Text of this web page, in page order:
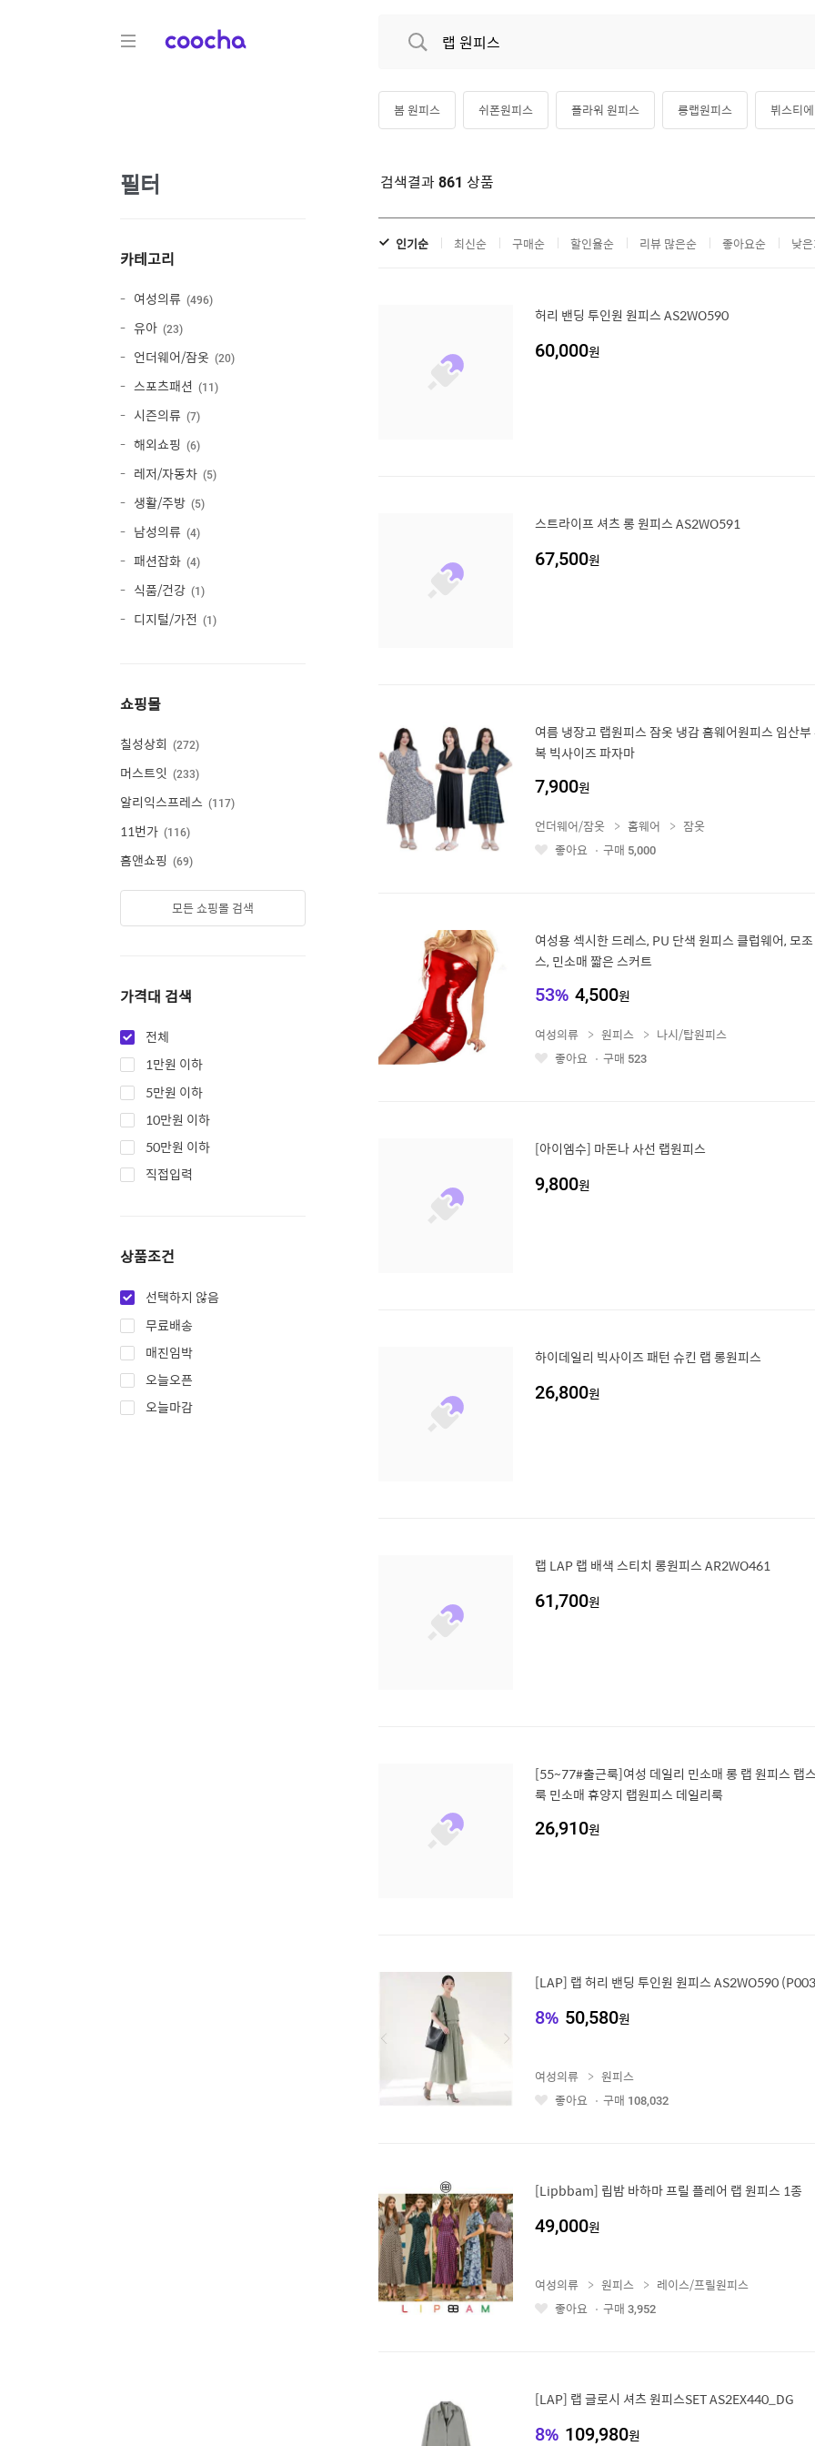
COOCHA
필터
카테고리
여성의류 496
유아 23
언더웨어/잠옷 20
스포츠패션 11
시즌의류 7
해외쇼핑 6
레저/자동차 5
생활/주방 5
남성의류 4
패션잡화 4
식품/건강 1
디지털/가전 1
쇼핑몰
칠성상회 272
머스트잇 233
알리익스프레스 117
11번가 116
홈앤쇼핑 69
모든 쇼핑몰 검색
가격대 검색
전체
1만원 이하
5만원 이하
10만원 이하
50만원 이하
직접입력
상품조건
선택하지 않음
무료배송
매진임박
오늘오픈
오늘마감
봄 원피스 쉬폰원피스 플라워 원피스 롱랩원피스 뷔스티
검색결과 861 상품
인기순 최신순 구매순 할인율순 리뷰 많은순 좋아요순 낮
허리 밴딩 투인원 원피스 AS2WO590
60,000원
스트라이프 셔츠 롱 원피스 AS2WO591
67,500원
여름 냉장고 랩원피스 잠옷 냉감 홈웨어원피스 임산
복 빅사이즈 파자마
7,900원
좋
언더웨어/잠옷 홈웨어
잠옷
좋아요
구매 5,000
여성용 섹시한 드레스, PU 단색 원피스 클럽웨어, 모
스, 민소매 짧은 스커트
53% 4,500원
좋
여성의류 원피스
나시/탑원피스
좋아요
구매 523
[아이엠수] 마돈나 사선 랩원피스
9,800원
하이데일리 빅사이즈 패턴 슈킨 랩 롱원피스
26,800원
랩 LAP 랩 배색 스티치 롱원피스 AR2WO461
61,700원
[55~77#출근룩]여성 데일리 민소매 롱 랩 원피스 랩
룩 민소매 휴양지 랩원피스 데일리룩
26,910원
[LAP] 랩 허리 밴딩 투인원 원피스 AS2WO590
8% 50,580원
좋
여성의류
원피스
좋아요
구매 108,032
[Lipbbam] 립밤 바하마 프릴 플레어 랩 원피스 1종
49,000원
좋
여성의류 원피스
레이스/프릴원피스
좋아요
구매 3,952
[LAP] 랩 글로시 셔츠 원피스SET AS2EX440_DG
8% 109,980원